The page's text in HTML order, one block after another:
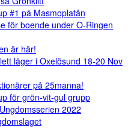
#1 på Masmoplatån
för boende under O-Ringen
är här!
läger i Oxelösund 18-20 Nov
på 25manna!
för grön-vit-gul grupp
2022